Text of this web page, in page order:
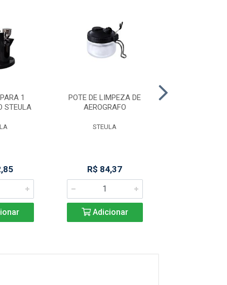
1
STEULA
POTE DE LIMPEZA DE
AEROGRAFO
STEULA
R$ 84,37
Adicionar